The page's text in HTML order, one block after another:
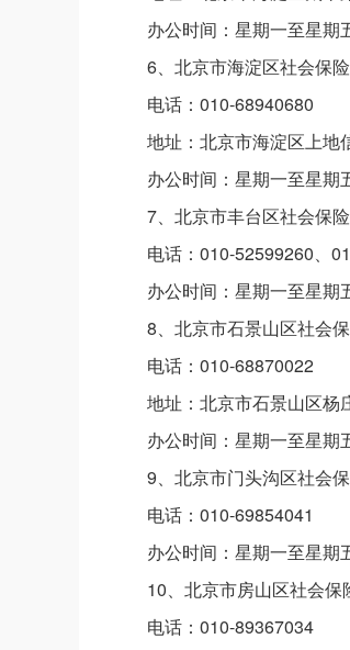
办公时间：星期一至星期
6、北京市海淀区社会保
电话：010-68940680
地址：北京市海淀区上地
办公时间：星期一至星期
7、北京市丰台区社会保
电话：010-52599260、
办公时间：星期一至星期
8、北京市石景山区社会
电话：010-68870022
地址：北京市石景山区杨
办公时间：星期一至星期
9、北京市门头沟区社会
电话：010-69854041
办公时间：星期一至星期
10、北京市房山区社会保
电话：010-89367034